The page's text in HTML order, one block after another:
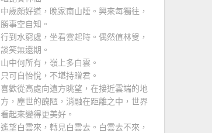
中歲頗好道，晚家南山陲。興來每獨往，
勝事空自知。
行到水窮處，坐看雲起時。偶然值林叟，
談笑無還期。
山中何所有，嶺上多白雲。
只可自怡悅，不堪持贈君。
喜歡從高處向遠方眺望，在接近雲端的地
方，塵世的醜陋，消融在距離之中，世界
看起來變得更美好。
遙望白雲來，轉見白雲去。白雲去不來，